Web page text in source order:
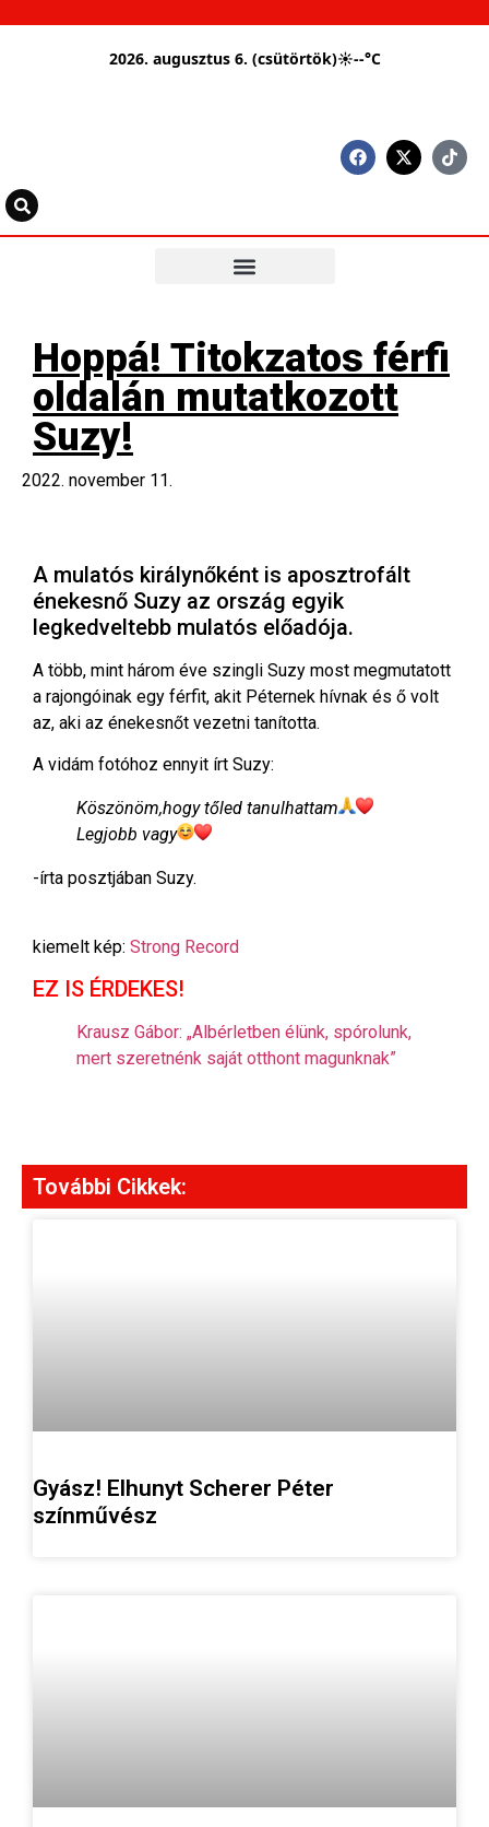
2026. augusztus 6. (csütörtök)☀--°C
Hoppá! Titokzatos férfi
oldalán mutatkozott
Suzy!
2022. november 11.
A mulatós királynőként is aposztrofált
énekesnő Suzy az ország egyik
legkedveltebb mulatós előadója.
A több, mint három éve szingli Suzy most megmutatott
a rajongóinak egy férfit, akit Péternek hívnak és ő volt
az, aki az énekesnőt vezetni tanította.
A vidám fotóhoz ennyit írt Suzy:
Köszönöm,hogy tőled tanulhattam
Legjobb vagy
-írta posztjában Suzy.
kiemelt kép: Strong Record
EZ IS ÉRDEKES!
Krausz Gábor: „Albérletben élünk, spórolunk,
mert szeretnénk saját otthont magunknak”
További Cikkek:
Gyász! Elhunyt Scherer Péter
színművész